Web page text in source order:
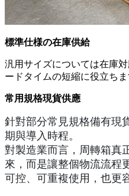
標準仕様の在庫供給
汎用サイズについては在庫
ードタイムの短縮に役立ちま
常用規格現貨供應
針對部分常見規格備有現
期與導入時程。
對製造業而言，周轉箱真
來，而是讓整個物流流程
可控、可重複使用，也更